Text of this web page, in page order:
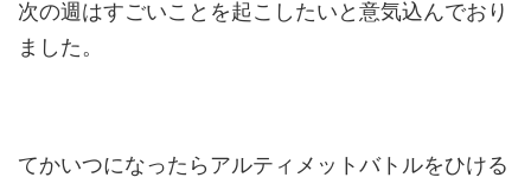
次の週はすごいことを起こしたいと意気込んでおり
ました。
てかいつになったらアルティメットバトルをひける